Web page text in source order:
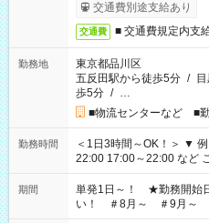
交通費別途支給あり
交通費 ■ 交通費規定内支
勤務地
東京都品川区
五反田駅から徒歩5分 /
歩5分 / …
■物流センターなど ■
勤務時間
＜1日3時間～OK！＞ ▼ 例えば… ▼ 15:00～18:00 15:00～
22:00 17:00～22:00 など こちら以外の時間もお気軽にご相談く
ださい！
期間
単発1日～！ ★勤務開始
い！ ＃8月～ ＃9月～